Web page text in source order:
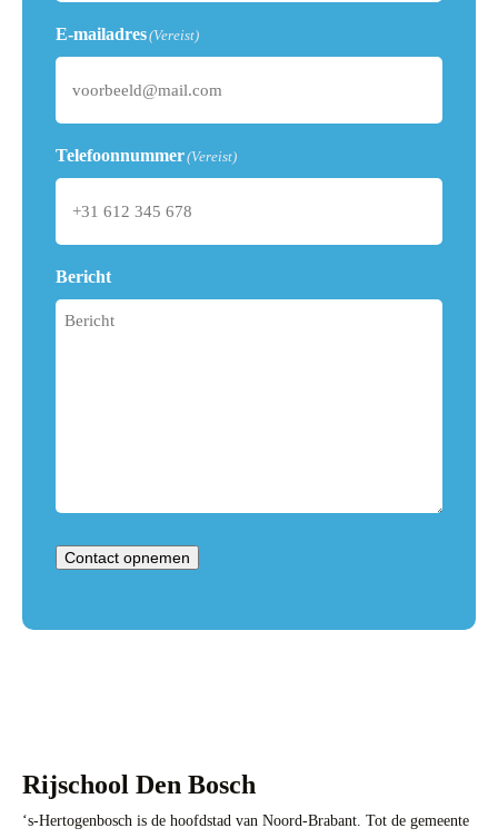
E-mailadres(Vereist)
Telefoonnummer(Vereist)
Bericht
Contact opnemen
Rijschool Den Bosch
‘s-Hertogenbosch is de hoofdstad van Noord-Brabant. Tot de gemeente